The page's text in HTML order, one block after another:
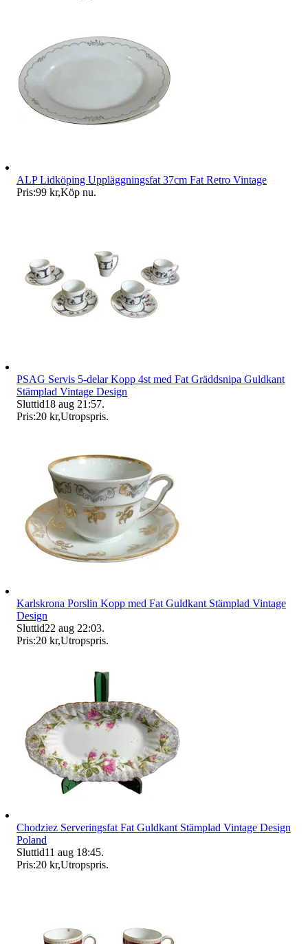
ALP Lidköping Uppläggningsfat 37cm Fat Retro Vintage
Pris:99 kr,Köp nu.
PSAG Servis 5-delar Kopp 4st med Fat Gräddsnipa Guldkant
Stämplad Vintage Design
Sluttid18 aug 21:57.
Pris:20 kr,Utropspris.
Karlskrona Porslin Kopp med Fat Guldkant Stämplad Vintage
Design
Sluttid22 aug 22:03.
Pris:20 kr,Utropspris.
Chodziez Serveringsfat Fat Guldkant Stämplad Vintage Design
Poland
Sluttid11 aug 18:45.
Pris:20 kr,Utropspris.